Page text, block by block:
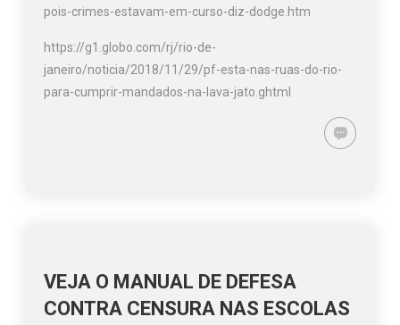
pois-crimes-estavam-em-curso-diz-dodge.htm
https://g1.globo.com/rj/rio-de-
janeiro/noticia/2018/11/29/pf-esta-nas-ruas-do-rio-
para-cumprir-mandados-na-lava-jato.ghtml
VEJA O MANUAL DE DEFESA
CONTRA CENSURA NAS ESCOLAS